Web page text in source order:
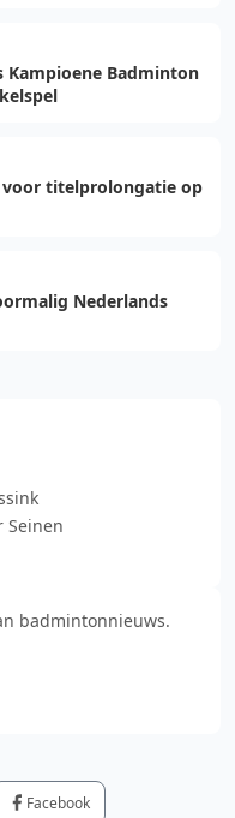
Kampioene Badminton
titelprolongatie op
Nederlands
Seinen
badmintonnieuws.
Facebook